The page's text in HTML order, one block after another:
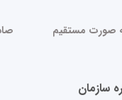
صورت مستقیم
سازمان